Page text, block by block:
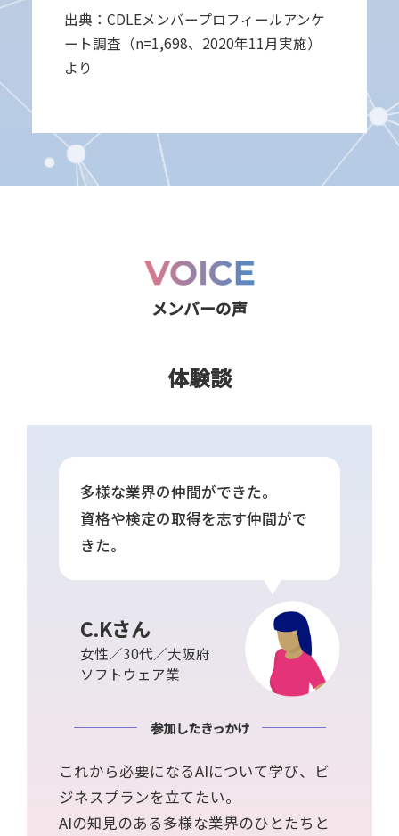
出典：CDLEメンバープロフィールアンケ
ート調査（n=1,698、2020年11月実施）
より
メンバーの声
体験談
多様な業界の仲間ができた。
資格や検定の取得を志す仲間がで
きた。
C.Kさん
女性／30代／大阪府
ソフトウェア業
参加したきっかけ
これから必要になるAIについて学び、ビ
ジネスプランを立てたい。
AIの知見のある多様な業界のひとたちと